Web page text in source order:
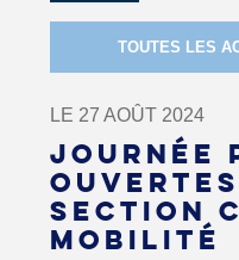
TOUTES LES
LE 27 AOÛT 2024
JOURNÉE
SECTION
MOBILITÉ